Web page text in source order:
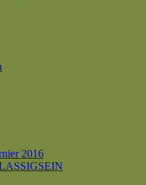
2016